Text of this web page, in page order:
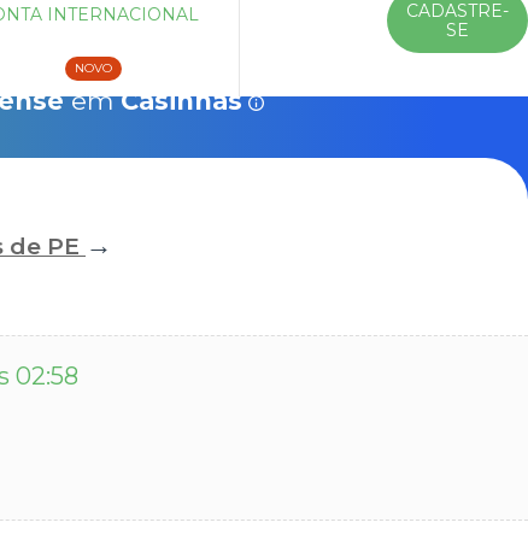
INTERNACIONAL
NOVO
CADASTRE-
SE
emCasinhas
de PE →
02:58